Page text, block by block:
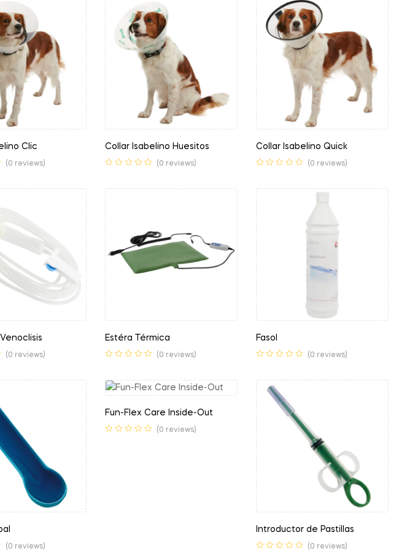
Clic
(0 reviews)
Collar Isabelino Huesitos
(0 reviews)
Collar Isabelino Quick
(0 reviews)
(0 reviews)
Estéra Térmica
(0 reviews)
Fasol
(0 reviews)
(0 reviews)
Fun-Flex Care Inside-Out
(0 reviews)
Introductor de Pastillas
(0 reviews)